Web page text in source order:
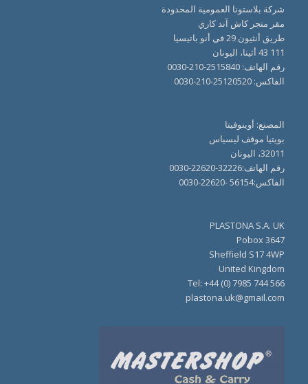
شركة بلاستونا العمومية المحدودة
مقر متجر كاش آند كاري
طريق أنثيون 29 في أنو باتيسيا
111 43 أثينا، اليونان
رقم الهاتف: 2515840-210-0030
الفاكس: 25120520-210-0030
المصنع: أوينوفيتا
بويتيا موقف ليسياس
32011، اليونان
رقم الهاتف:32226-22620-0030
الفاكس:56154 -22620-0030
PLASTONA S.A. UK
Pobox 3647
Sheffield S17 4WP
United Kingdom
Tel: +44 (0) 7985 744 566
plastona.uk@gmail.com